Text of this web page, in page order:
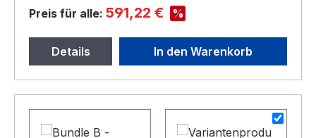
Preis für alle: 591,22 € %
Details In den Warenkorb